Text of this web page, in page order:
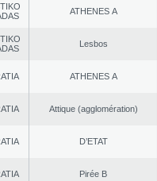
ATHENES Α
Lesbos
ATHENES Α
Αttique (agglomération)
D’ETAT
Pirée B